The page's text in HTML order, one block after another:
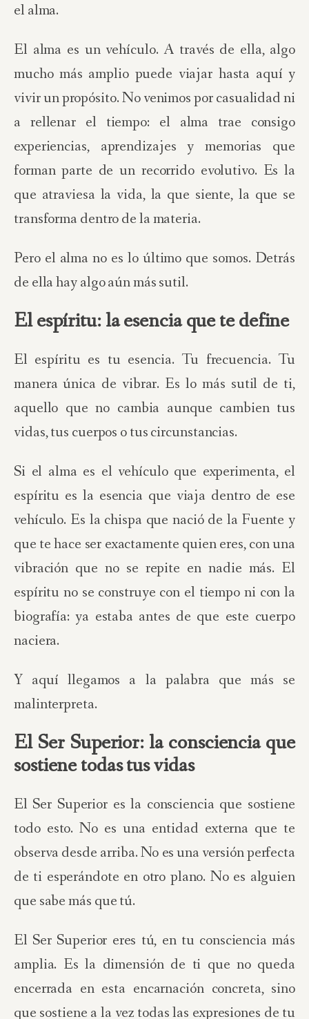
el alma.
El alma es un vehículo. A través de ella, algo
mucho más amplio puede viajar hasta aquí y
vivir un propósito. No venimos por casualidad ni
a rellenar el tiempo: el alma trae consigo
experiencias, aprendizajes y memorias que
forman parte de un recorrido evolutivo. Es la
que atraviesa la vida, la que siente, la que se
transforma dentro de la materia.
Pero el alma no es lo último que somos. Detrás
de ella hay algo aún más sutil.
El espíritu: la esencia que te define
El espíritu es tu esencia. Tu frecuencia. Tu
manera única de vibrar. Es lo más sutil de ti,
aquello que no cambia aunque cambien tus
vidas, tus cuerpos o tus circunstancias.
Si el alma es el vehículo que experimenta, el
espíritu es la esencia que viaja dentro de ese
vehículo. Es la chispa que nació de la Fuente y
que te hace ser exactamente quien eres, con una
vibración que no se repite en nadie más. El
espíritu no se construye con el tiempo ni con la
biografía: ya estaba antes de que este cuerpo
naciera.
Y aquí llegamos a la palabra que más se
malinterpreta.
El Ser Superior: la consciencia que
sostiene todas tus vidas
El Ser Superior es la consciencia que sostiene
todo esto. No es una entidad externa que te
observa desde arriba. No es una versión perfecta
de ti esperándote en otro plano. No es alguien
que sabe más que tú.
El Ser Superior eres tú, en tu consciencia más
amplia. Es la dimensión de ti que no queda
encerrada en esta encarnación concreta, sino
que sostiene a la vez todas las expresiones de tu